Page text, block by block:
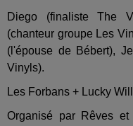
Diego (finaliste The
(chanteur groupe Les
(l'épouse de Bébert),
Vinyls).
Les Forbans + Lucky
Organisé par Rêves